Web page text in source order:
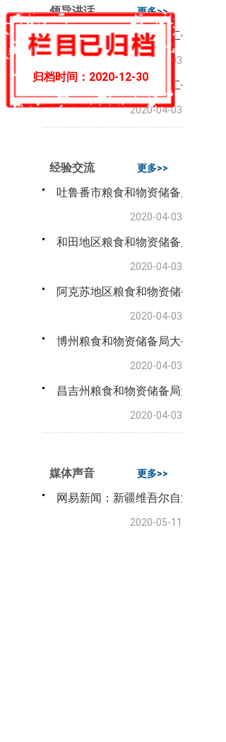
领导讲话 更多>>
在全区粮食和物资储备工作视频会
2020-04-03
在全区粮食和物资储备工作视频
2020-04-03
经验交流 更多>>
吐鲁番市粮食和物资储备局大会经
2020-04-03
和田地区粮食和物资储备局大会经
2020-04-03
阿克苏地区粮食和物资储备局大会
2020-04-03
博州粮食和物资储备局大会经验交
2020-04-03
昌吉州粮食和物资储备局大会经验
2020-04-03
媒体声音 更多>>
网易新闻：新疆维吾尔自治区粮
2020-05-11
归档时间： 2020-12-30